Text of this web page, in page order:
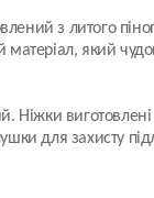
з литого
матеріал, який
Ніжки
для захисту